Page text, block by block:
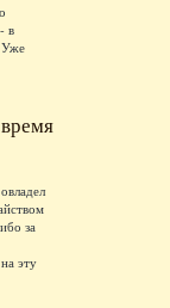
в
Уже
за
эту